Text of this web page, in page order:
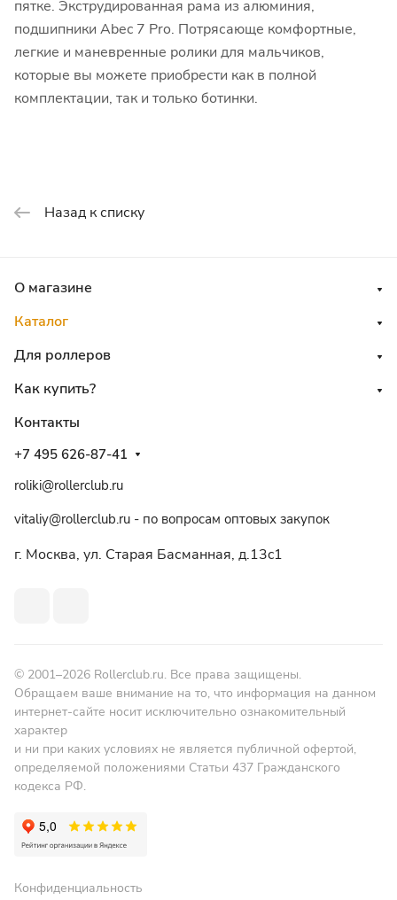
пятке. Экструдированная рама из алюминия,
подшипники Abec 7 Pro. Потрясающе комфортные,
легкие и маневренные ролики для мальчиков,
которые вы можете приобрести как в полной
комплектации, так и только ботинки.
Назад к списку
О магазине
Каталог
Для роллеров
Как купить?
Контакты
+7 495 626-87-41
roliki@rollerclub.ru
vitaliy@rollerclub.ru - по вопросам оптовых закупок
г. Москва, ул. Старая Басманная, д.13c1
© 2001–2026 Rollerclub.ru. Все права защищены.
Обращаем ваше внимание на то, что информация на данном
интернет-сайте носит исключительно ознакомительный
характер
и ни при каких условиях не является публичной офертой,
определяемой положениями Статьи 437 Гражданского
кодекса РФ.
Конфиденциальность